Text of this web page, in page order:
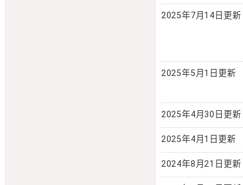
2025年7月14日更新
2025年5月1日更新
2025年4月30日更新
2025年4月1日更新
2024年8月21日更新